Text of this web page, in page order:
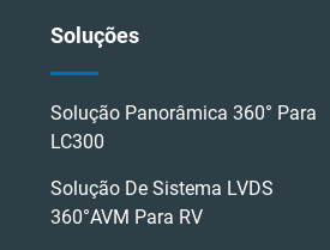
Soluções
Solução Panorâmica 360° Para
LC300
Solução De Sistema LVDS
360°AVM Para RV